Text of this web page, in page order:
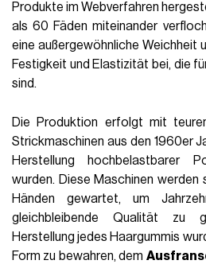
Produkte im Webverfahren
als 60 Fäden miteinander
eine außergewöhnliche Weichheit
Festigkeit und Elastizität bei, die
sind.
Die Produktion erfolgt mit
Strickmaschinen aus den 1960er
Herstellung hochbelastbarer
wurden. Diese Maschinen
Händen gewartet, um
gleichbleibende Qualität zu
Herstellung jedes Haargummis
Form zu bewahren, dem